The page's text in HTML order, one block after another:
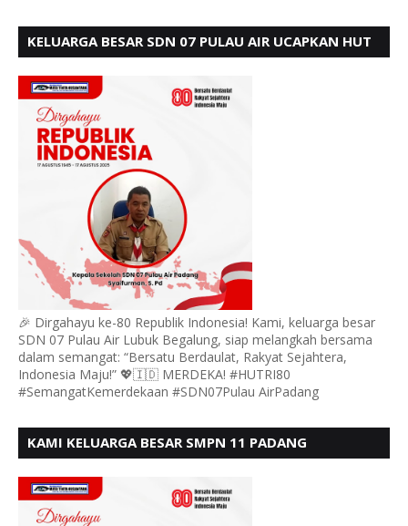
KELUARGA BESAR SDN 07 PULAU AIR UCAPKAN HUT
🎉 Dirgahayu ke-80 Republik Indonesia! Kami, keluarga besar
SDN 07 Pulau Air Lubuk Begalung, siap melangkah bersama
dalam semangat: “Bersatu Berdaulat, Rakyat Sejahtera,
Indonesia Maju!” 💖🇮🇩 MERDEKA! #HUTRI80
#SemangatKemerdekaan #SDN07Pulau AirPadang
KAMI KELUARGA BESAR SMPN 11 PADANG
BERDAULAT